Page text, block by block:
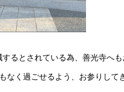
るとされている為、善光寺へ
なく過ごせるよう、お参りして